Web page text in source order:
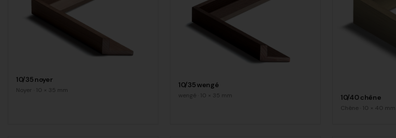
10/35 noyer
Noyer 10 × 35 mm
10/35 wengé
wengé 10 × 35 mm 10/40 chêne
Chêne 10 × 40 mm